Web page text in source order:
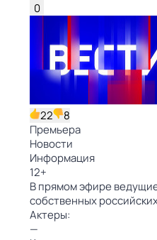
0
22
8
Премьера
Новости
Информация
12+
В прямом эфире
собственных
Актеры:
—